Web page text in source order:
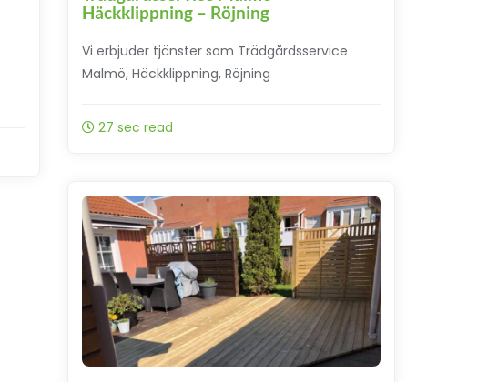
Häckklippning – Röjning
Vi erbjuder tjänster som Trädgårdsservice
Malmö, Häckklippning, Röjning
27 sec read